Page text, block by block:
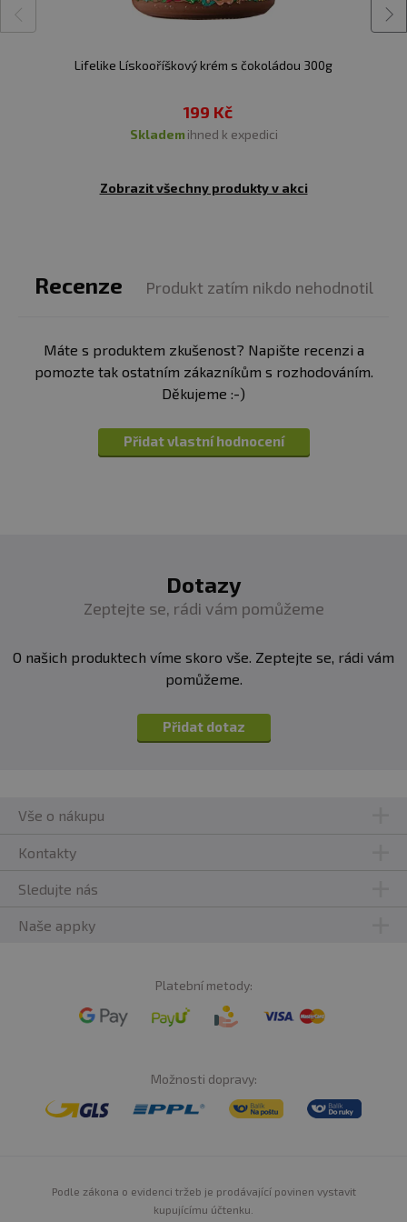
Lifelike Lískooříškový krém s čokoládou 300g
199 Kč
skladem ihned k expedici
Zobrazit všechny produkty v akci
Recenze Produkt zatím nikdo nehodnotil
Máte s produktem zkušenost? Napište recenzi a
pomozte tak ostatním zákazníkům s rozhodováním.
Děkujeme :-)
Přidat vlastní hodnocení
Dotazy
Zeptejte se, rádi vám pomůžeme
O našich produktech víme skoro vše. Zeptejte se, rádi vám
pomůžeme.
Přidat dotaz
Vše o nákupu
Kontakty
Sledujte nás
Naše appky
Platební metody:
Možnosti dopravy:
Podle zákona o evidenci tržeb je prodávající povinen vystavit
kupujícímu účtenku.